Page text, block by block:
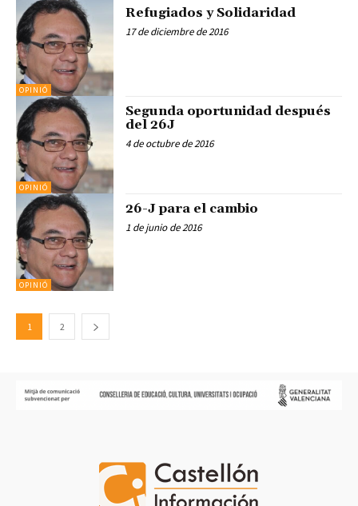
OPINIÓ
Refugiados y Solidaridad
17 de diciembre de 2016
OPINIÓ
Segunda oportunidad después
del 26J
4 de octubre de 2016
OPINIÓ
26-J para el cambio
1 de junio de 2016
1 2